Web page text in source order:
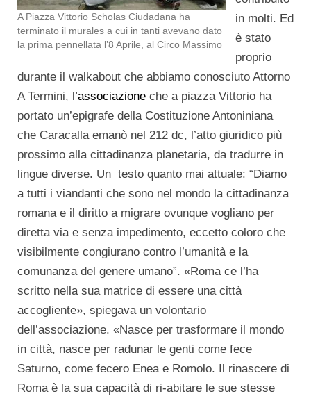
A Piazza Vittorio Scholas Ciudadana ha
terminato il murales a cui in tanti avevano dato
la prima pennellata l’8 Aprile, al Circo Massimo
in molti. Ed
è stato
proprio
durante il walkabout che abbiamo conosciuto Attorno
A Termini, l’associazione che a piazza Vittorio ha
portato un’epigrafe della Costituzione Antoniniana
che Caracalla emanò nel 212 dc, l’atto giuridico più
prossimo alla cittadinanza planetaria, da tradurre in
lingue diverse. Un testo quanto mai attuale: “Diamo
a tutti i viandanti che sono nel mondo la cittadinanza
romana e il diritto a migrare ovunque vogliano per
diretta via e senza impedimento, eccetto coloro che
visibilmente congiurano contro l’umanità e la
comunanza del genere umano”. «Roma ce l’ha
scritto nella sua matrice di essere una città
accogliente», spiegava un volontario
dell’associazione. «Nasce per trasformare il mondo
in città, nasce per radunar le genti come fece
Saturno, come fecero Enea e Romolo. Il rinascere di
Roma è la sua capacità di ri-abitare le sue stesse